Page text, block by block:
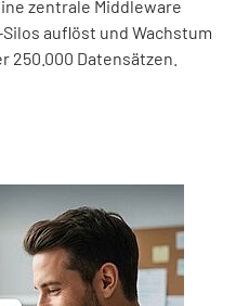
zentrale Middleware
auflöst und Wachstum
250.000 Datensätzen.